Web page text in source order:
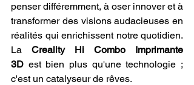
penser différemment, à oser innover et à
transformer des visions audacieuses en
réalités qui enrichissent notre quotidien.
La Creality Hi Combo Imprimante
3D est bien plus qu'une technologie ;
c'est un catalyseur de rêves.